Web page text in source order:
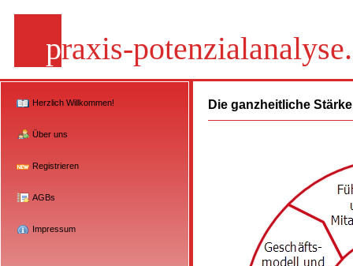
praxis-
Herzlich Willkommen!
Über uns
Registrieren
AGBs
Impressum
Die ganzheitliche